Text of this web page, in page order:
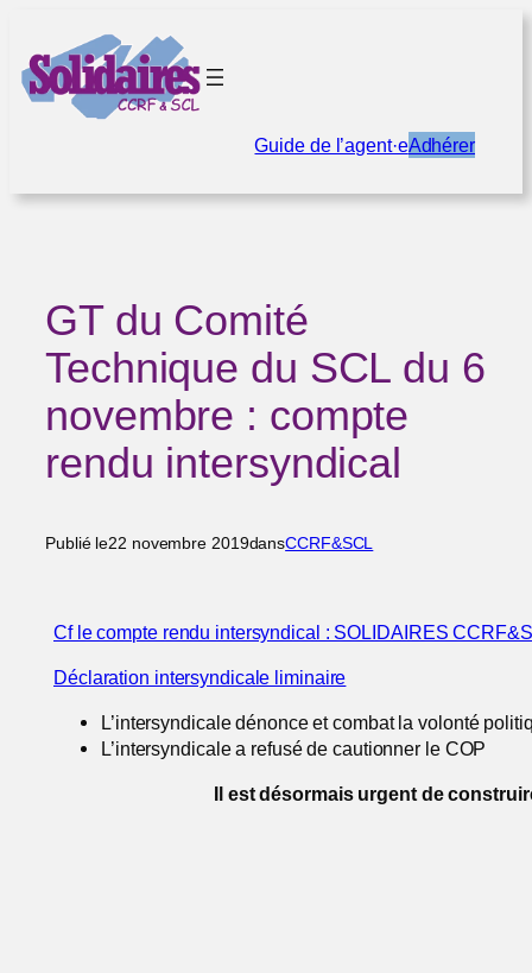
contenu
Guide de l’agent·eAdhérer
GT du Comité
Technique du SCL du 6
novembre : compte
rendu intersyndical
Publié le22 novembre 2019dansCCRF&SCL
Cf le compte rendu intersyndical : SOLIDAIRES
Déclaration intersyndicale liminaire
L’intersyndicale dénonce et combat la volonté
L’intersyndicale a refusé de cautionner le COP
Il est désormais urgent de